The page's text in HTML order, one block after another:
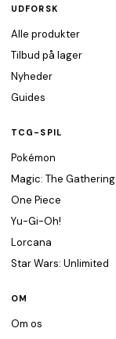
UDFORSK
Alle produkter
Tilbud på lager
Nyheder
Guides
TCG-SPIL
Pokémon
Magic: The Gathering
One Piece
Yu-Gi-Oh!
Lorcana
Star Wars: Unlimited
OM
Om os